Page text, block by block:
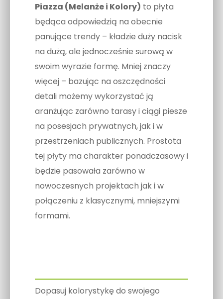
Piazza (Melanże i Kolory) to płyta
będąca odpowiedzią na obecnie
panujące trendy – kładzie duży nacisk
na dużą, ale jednocześnie surową w
swoim wyrazie formę. Mniej znaczy
więcej – bazując na oszczędności
detali możemy wykorzystać ją
aranżując zarówno tarasy i ciągi piesze
na posesjach prywatnych, jak i w
przestrzeniach publicznych. Prostota
tej płyty ma charakter ponadczasowy i
będzie pasowała zarówno w
nowoczesnych projektach jak i w
połączeniu z klasycznymi, mniejszymi
formami.
Dopasuj kolorystykę do swojego